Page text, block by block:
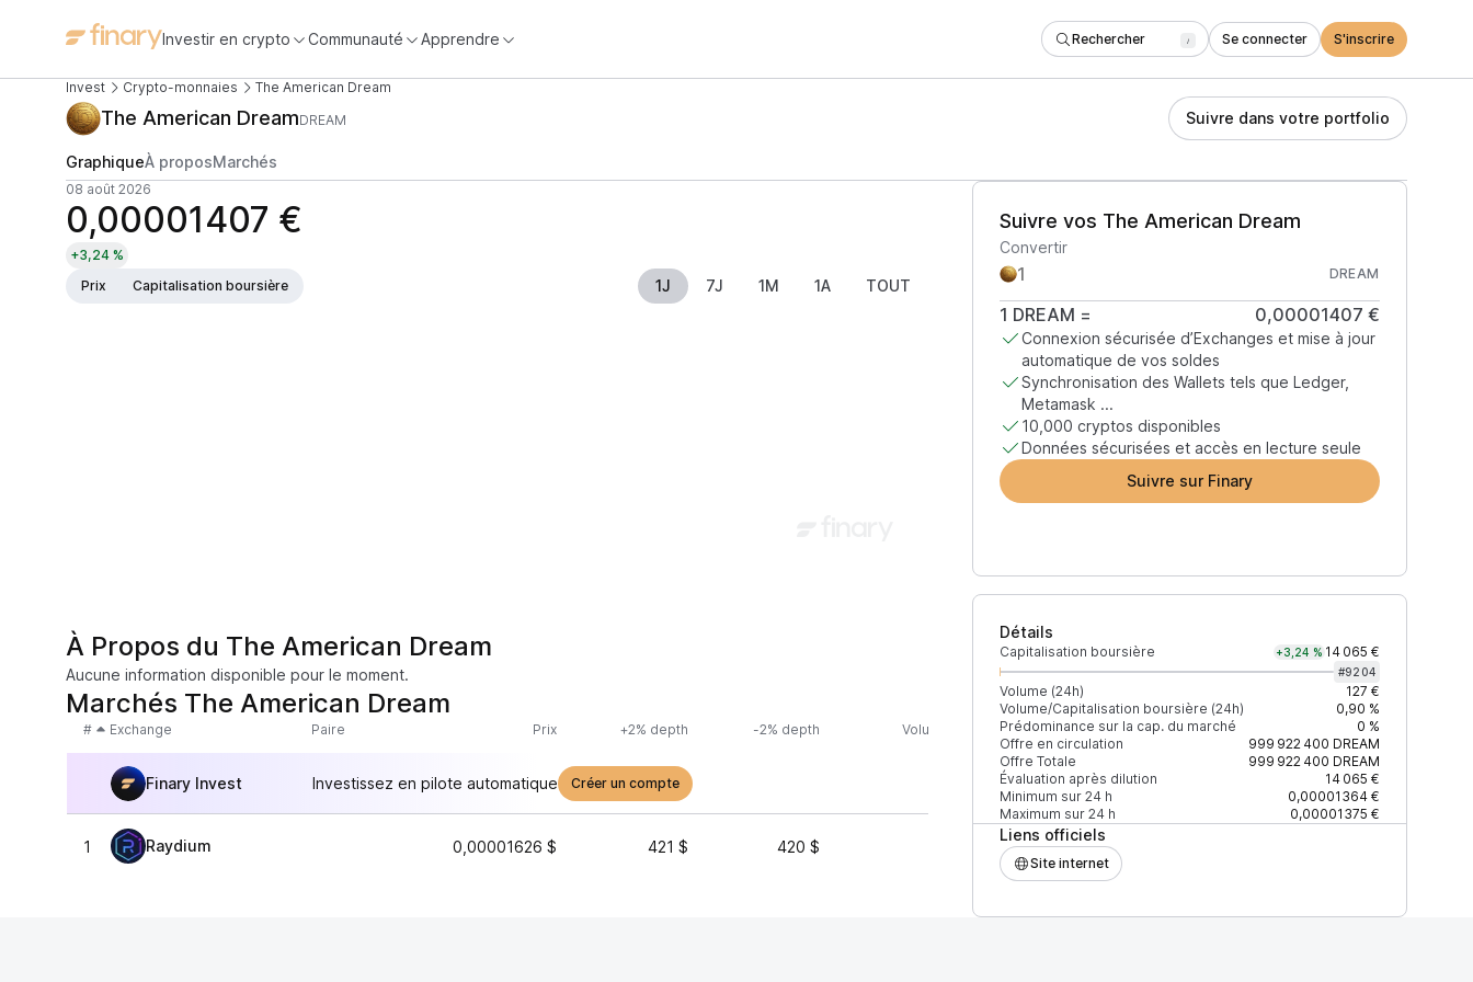
Investir en crypto Communauté Apprendre Rechercher / Se connecter S'inscrire
Invest Crypto-monnaies The American Dream
The American DreamDREAM Suivre dans votre portfolio
GraphiqueÀ proposMarchés
08 août 2026
0,00001407 €
+3,24 %
Prix
Capitalisation boursière 1J 7J 1M 1A TOUT
Suivre vos The American Dream
Convertir
DREAM
1 DREAM = 0,00001407 €
Connexion sécurisée d’Exchanges et mise à jour
automatique de vos soldes
Synchronisation des Wallets tels que Ledger,
Metamask ...
10,000 cryptos disponibles
Données sécurisées et accès en lecture seule
Suivre sur Finary
Détails
Capitalisation boursière +3,24 % 14 065 €
#9204
Volume (24h)
127 €
Volume/Capitalisation boursière (24h)
0,90 %
Prédominance sur la cap. du marché
0 %
Offre en circulation
999 922 400 DREAM
Offre Totale
999 922 400 DREAM
Évaluation après dilution
14 065 €
Minimum sur 24 h
0,00001364 €
Maximum sur 24 h
0,00001375 €
Liens officiels
Site internet
À Propos du The American Dream
Aucune information disponible pour le moment.
Marchés The American Dream
# Exchange Paire Prix +2% depth -2% depth Volume (24h) % du volume Confiance Mis à jour
Finary Invest Investissez en pilote automatique Créer un compte
1 Raydium 0,00001626 $ 421 $ 420 $ 100 %